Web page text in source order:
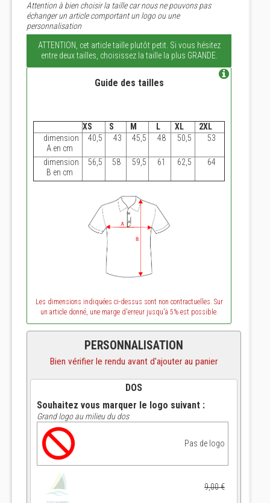
Attention à bien choisir la taille car nous ne pouvons pas
échanger un article comportant un logo ou une
personnalisation
ATTENTION, cet article taille plutôt petit. Si vous hésitez
entre deux tailles, choisissez la taille la plus GRANDE.
Guide des tailles
XS S M L XL
2XL
dimension
A en cm
40,5 43 45,5 48 50,5 53
dimension
B en cm
56,5 58 59,5 61 62,5 64
Les dimensions indiquées ci-dessus sont non contractuelles. Sur
un article donné, une marge d'erreur jusqu'à 5% est possible.
PERSONNALISATION
Bien vérifier le rendu avant d'ajouter au panier
DOS
Souhaitez vous marquer le logo suivant :
Grand logo au milieu du dos
Pas de logo
9,00 €